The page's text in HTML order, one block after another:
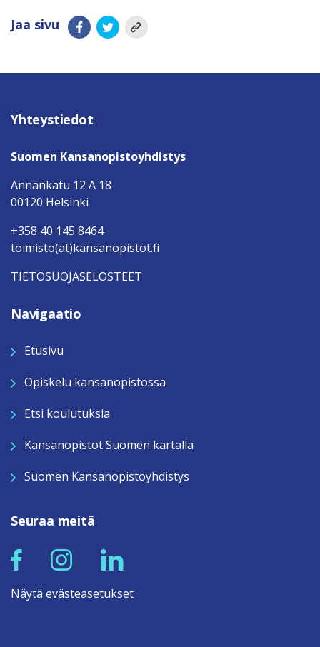
Jaa sivu
Yhteystiedot
Suomen Kansanopistoyhdistys
Annankatu 12 A 18
00120 Helsinki
+358 40 145 8464
toimisto(at)kansanopistot.fi
TIETOSUOJASELOSTEET
Navigaatio
Etusivu
Opiskelu kansanopistossa
Etsi koulutuksia
Kansanopistot Suomen kartalla
Suomen Kansanopistoyhdistys
Seuraa meitä
Näytä evästeasetukset